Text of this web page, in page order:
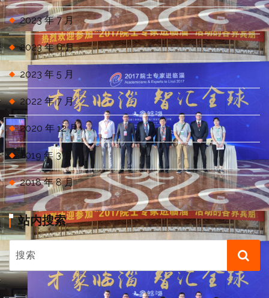
2023 年 7 月
2023 年 6 月
2023 年 5 月
2022 年 7 月
2020 年 12 月
2019 年 3 月
2018 年 8 月
站内搜索